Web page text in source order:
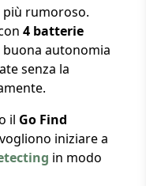
rumoroso.
4 batterie
autonomia
senza la
il Go Find
iniziare a
in modo